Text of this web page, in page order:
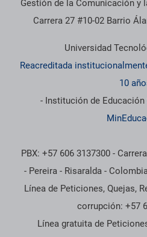
Gestión de la Comunicación y
Carrera 27 #10-02 Barrio
Universidad
Reacreditada
10
- Institución de
PBX: +57 606 3137300 -
- Pereira - Risaralda -
Línea de Peticiones, Quejas,
corrupción: +57
Línea gratuita de